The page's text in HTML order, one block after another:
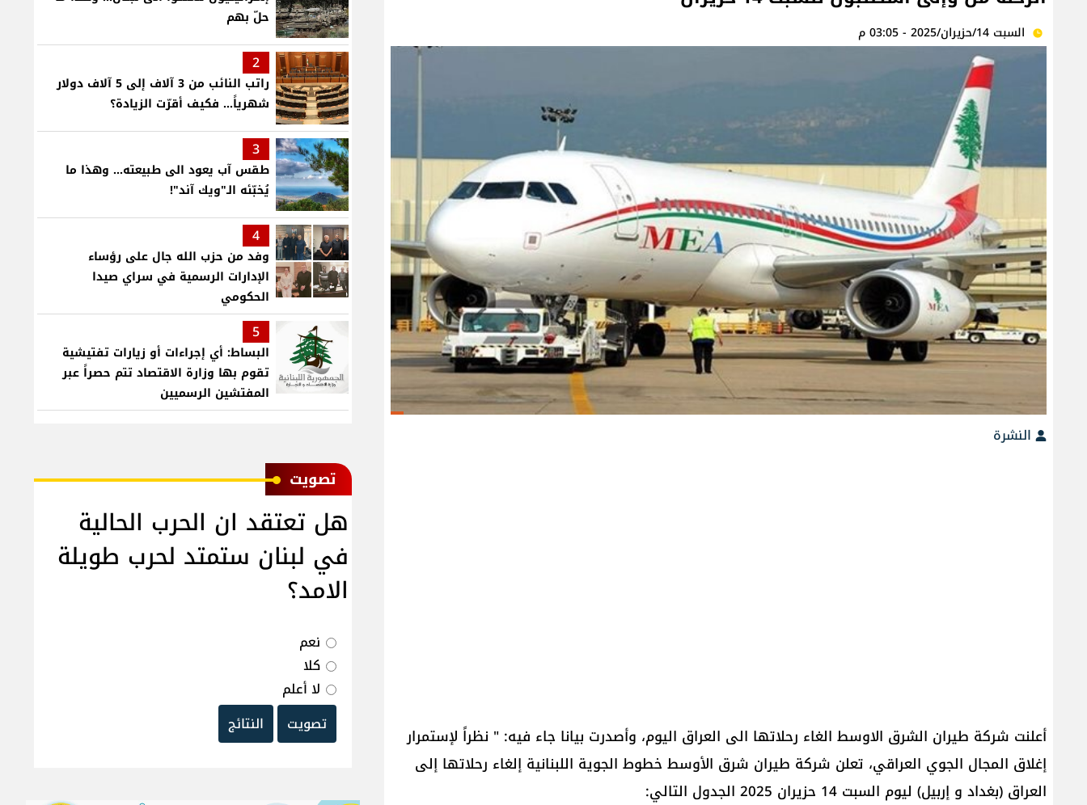
السبت 14/حزيران/2025 - 03:05 م
النشرة
أعلنت شركة طيران الشرق الاوسط الغاء رحلاتها الى العراق اليوم، وأصدرت بيانا جاء فيه: " نظراً لإستمرار
إغلاق المجال الجوي العراقي، تعلن شركة طيران شرق الأوسط خطوط الجوية اللبنانية إلغاء رحلاتها إلى
العراق (بغداد و إربيل) ليوم السبت 14 حزيران 2025 الجدول التالي:
حلّ بهم
2
راتب النائب من 3 آلاف إلى 5 آلاف دولار
شهرياً... فكيف أقرّت الزيادة؟
3
طقس آب يعود الى طبيعته... وهذا ما
يُخبّئه الـ"ويك آند"!
4
وفد من حزب الله جال على رؤساء
الإدارات الرسمية في سراي صيدا
الحكومي
5
البساط: أي إجراءات أو زيارات تفتيشية
تقوم بها وزارة الاقتصاد تتم حصراً عبر
المفتشين الرسميين
ﺗﺼﻮﻳﺖ
هل تعتقد ان الحرب الحالية
في لبنان ستمتد لحرب طويلة
الامد؟
نعم
كلا
لا أعلم
تصويت
النتائج